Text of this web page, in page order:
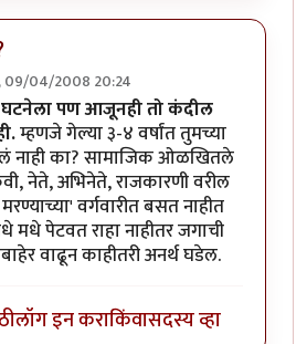
09/04/2008 20:24
घटनेला पण आजूनही तो कंदील
म्हणजे गेल्या ३-४ वर्षांत तुमच्या
का? सामाजिक ओळखितले
नेते, अभिनेते, राजकारणी वरील
वर्गवारीत बसत नाहीत
मधे पेटवत राहा नाहीतर जगाची
वाढून काहीतरी अनर्थ घडेल.
लॉग इन कराकिंवासदस्य व्हा